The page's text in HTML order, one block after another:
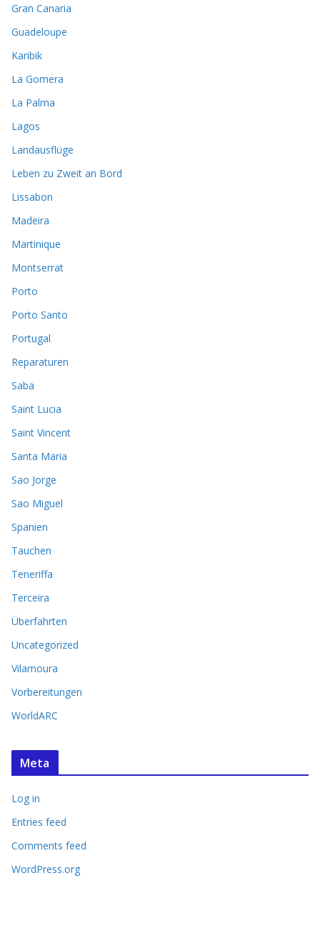
Gran Canaria
Guadeloupe
Karibik
La Gomera
La Palma
Lagos
Landausflüge
Leben zu Zweit an Bord
Lissabon
Madeira
Martinique
Montserrat
Porto
Porto Santo
Portugal
Reparaturen
Saba
Saint Lucia
Saint Vincent
Santa Maria
Sao Jorge
Sao Miguel
Spanien
Tauchen
Teneriffa
Terceira
Überfahrten
Uncategorized
Vilamoura
Vorbereitungen
WorldARC
Meta
Log in
Entries feed
Comments feed
WordPress.org